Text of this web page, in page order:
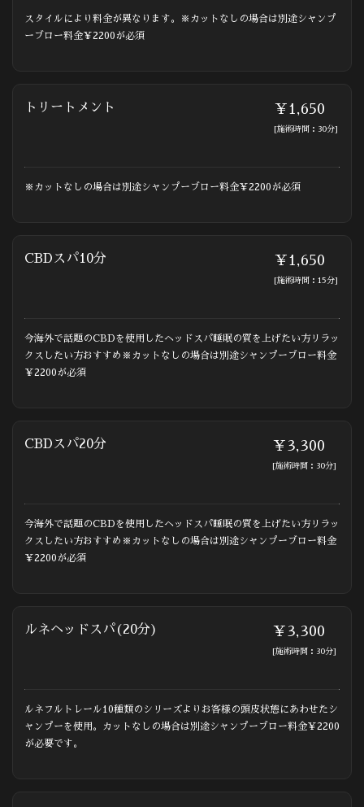
スタイルにより料金が異なります。※カットなしの場合は別途シャンプ
ーブロー料金￥2200が必須
トリートメント ￥1,650
[施術時間：30分]
※カットなしの場合は別途シャンプーブロー料金￥2200が必須
CBDスパ10分 ￥1,650
[施術時間：15分]
今海外で話題のCBDを使用したヘッドスパ睡眠の質を上げたい方リラッ
クスしたい方おすすめ※カットなしの場合は別途シャンプーブロー料金
￥2200が必須
CBDスパ20分 ￥3,300
[施術時間：30分]
今海外で話題のCBDを使用したヘッドスパ睡眠の質を上げたい方リラッ
クスしたい方おすすめ※カットなしの場合は別途シャンプーブロー料金
￥2200が必須
ルネヘッドスパ(20分) ￥3,300
[施術時間：30分]
ルネフルトレール10種類のシリーズよりお客様の頭皮状態にあわせたシ
ャンプーを使用。カットなしの場合は別途シャンプーブロー料金￥2200
が必要です。